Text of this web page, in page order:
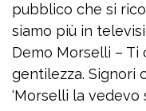
pubblico che si
siamo più in
Demo Morselli –
gentilezza. Signori
‘Morselli la